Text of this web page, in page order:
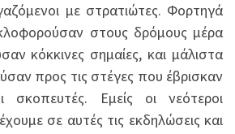
με στρατιώτες. Φορτηγά
στους δρόμους μέρα
κόκκινες σημαίες, και μάλιστα
προς τις στέγες που έβρισκαν
σκοπευτές. Εμείς οι νεότεροι
σε αυτές τις εκδηλώσεις και